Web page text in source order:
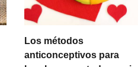
Los métodos
anticonceptivos para